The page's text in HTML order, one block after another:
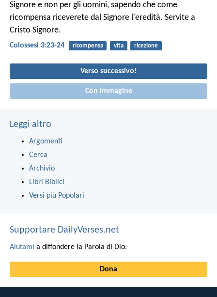
Signore e non per gli uomini, sapendo che come
ricompensa riceverete dal Signore l'eredità. Servite a
Cristo Signore.
Colossesi 3:23-24 ricompensa vita ricezione
Verso successivo!
Con immagine
Leggi altro
Argomenti
Cerca
Archivio
Libri Biblici
Versi più Popolari
Supportare DailyVerses.net
Aiutami a diffondere la Parola di Dio:
Dona